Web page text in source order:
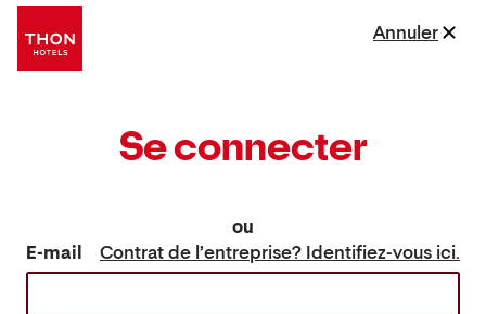
Se connecter
ou
E-mail
Contrat de l’entreprise? Identifiez-vous ici.
Annuler